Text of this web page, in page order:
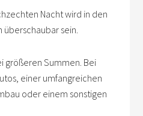
Nacht wird in den
sein.
größeren Summen. Bei
einer umfangreichen
oder einem sonstigen